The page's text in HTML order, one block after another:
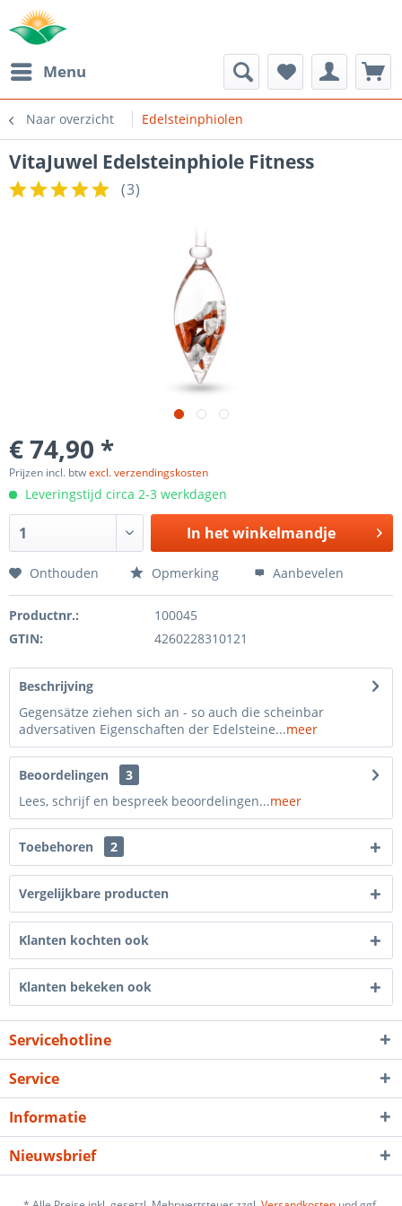
Menu
Naar overzicht Edelsteinphiolen
VitaJuwel Edelsteinphiole Fitness
(3)
€ 74,90 *
Prijzen incl. btwexcl. verzendingskosten
Leveringstijd circa 2-3 werkdagen
In hetwinkelmandje
Onthouden Opmerking Aanbevelen
Productnr.:
100045
GTIN:
4260228310121
Beschrijving
Gegensätze ziehen sich an - so auch die scheinbar
adversativen Eigenschaften der Edelsteine...meer
Beoordelingen
3
Lees, schrijf en bespreek beoordelingen...meer
Toebehoren 2
Vergelijkbare producten
Klanten kochten ook
Klanten bekeken ook
Servicehotline
Service
Informatie
Nieuwsbrief